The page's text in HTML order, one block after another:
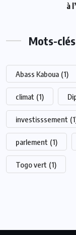
à
Mots-
Abass Kaboua (1)
climat (1)
investisssement
parlement (1)
Togo vert (1)